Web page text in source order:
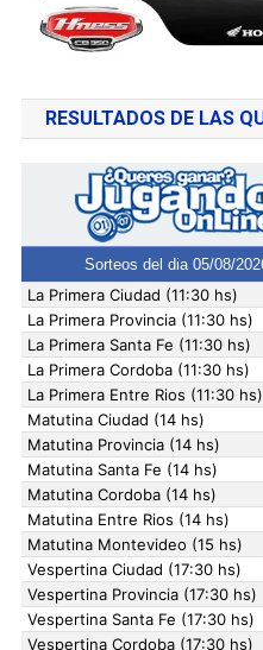
RESULTADOS DE LAS